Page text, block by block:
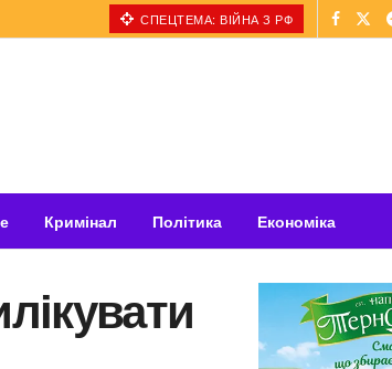
СПЕЦТЕМА: ВІЙНА З РФ
Кримінал Політика Економіка